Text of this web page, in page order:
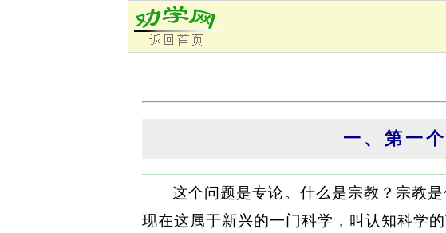
一、第一
这个问题是专论。什么是宗教？宗教
现在这属于新兴的一门科学，叫认知科学